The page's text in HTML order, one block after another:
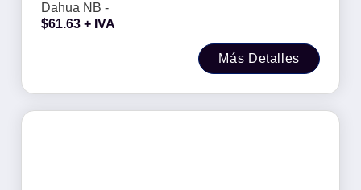
Dahua NB -
$61.63 + IVA
Más Detalles